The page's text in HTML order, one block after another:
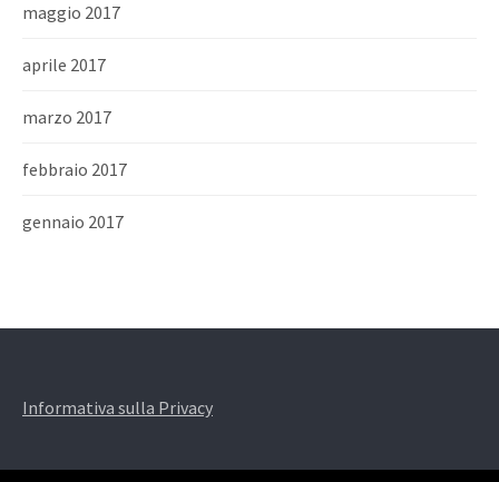
maggio 2017
aprile 2017
marzo 2017
febbraio 2017
gennaio 2017
Informativa sulla Privacy